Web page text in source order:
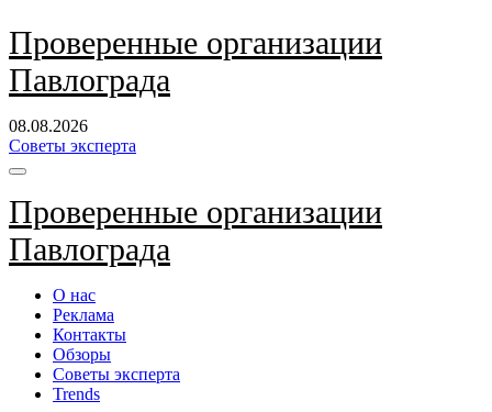
Перейти
к
содержанию
Проверенные организации
Павлограда
08.08.2026
Советы эксперта
Проверенные организации
Павлограда
О нас
Реклама
Контакты
Обзоры
Советы эксперта
Trends